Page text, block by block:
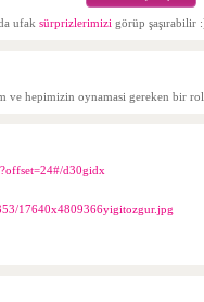
ufak sürprizlerimizi görüp şaşırabilir
ve hepimizin oynamasi gereken bir
d30gidx
17640x4809366yigitozgur.jpg